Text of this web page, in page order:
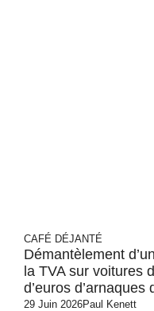
CAFÉ DÉJANTÉ
Démantèlement
la TVA sur voitures
d’euros
29 Juin 2026Paul Kenett